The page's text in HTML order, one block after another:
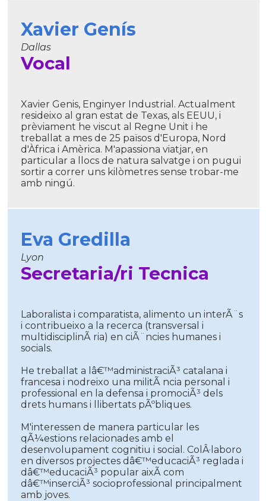
Xavier Genís
Dallas
Vocal
Xavier Genis, Enginyer Industrial. Actualment
resideixo al gran estat de Texas, als EEUU, i
prèviament he viscut al Regne Unit i he
treballat a mes de 25 països d'Europa, Nord
d'Àfrica i Amèrica. M'apassiona viatjar, en
particular a llocs de natura salvatge i on pugui
sortir a correr uns kilòmetres sense trobar-me
amb ningú.
Eva Gredilla
Lyon
Secretaria/ri Tecnica
Laboralista i comparatista, alimento un interÃ¨s
i contribueixo a la recerca (transversal i
multidisciplinÃ ria) en ciÃ¨ncies humanes i
socials.
He treballat a lâ€™administraciÃ³ catalana i
francesa i nodreixo una militÃ ncia personal i
professional en la defensa i promociÃ³ dels
drets humans i llibertats pÃºbliques.
M'interessen de manera particular les
qÃ¼estions relacionades amb el
desenvolupament cognitiu i social. ColÂ·laboro
en diversos projectes dâ€™educaciÃ³ reglada i
dâ€™educaciÃ³ popular aixÃ­ com
dâ€™inserciÃ³ socioprofessional principalment
amb joves.